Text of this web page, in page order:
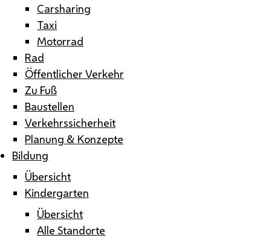
Carsharing
Taxi
Motorrad
Rad
Öffentlicher Verkehr
Zu Fuß
Baustellen
Verkehrssicherheit
Planung & Konzepte
Bildung
Übersicht
Kindergarten
Übersicht
Alle Standorte